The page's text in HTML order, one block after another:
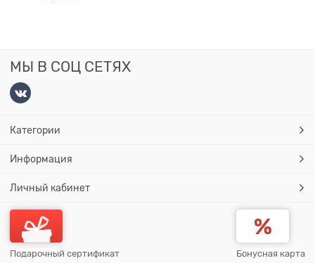
МЫ В СОЦ СЕТЯХ
Категории
Информация
Личный кабинет
Подарочный сертификат Бонусная карта